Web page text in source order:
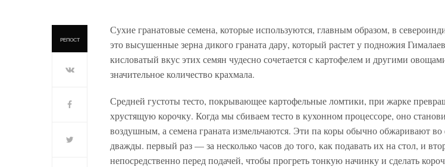
РЕПОСТ
Сухие гранатовые семена, которые используются, главным образом, в
это высушенные зерна дикого граната дару, который растет у подножия
кисловатый вкус этих семян чудесно сочетается с картофелем и другими
значительное количество крахмала.
Средней густоты тесто, покрывающее картофельные ломтики, при жарке
хрустящую корочку. Когда мы сбиваем тесто в кухонном процессоре, оно
воздушным, а семена граната измельчаются. Эти па коры обычно обжаривают
дважды. первый раз — за несколько часов до того, как подавать их на стол, и
непосредственно перед подачей, чтобы прогреть тонкую начинку и сделать